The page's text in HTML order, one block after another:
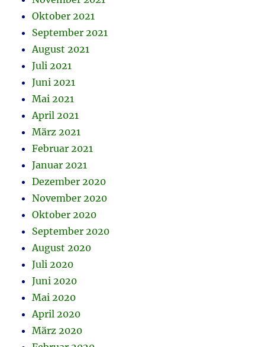
Oktober 2021
September 2021
August 2021
Juli 2021
Juni 2021
Mai 2021
April 2021
März 2021
Februar 2021
Januar 2021
Dezember 2020
November 2020
Oktober 2020
September 2020
August 2020
Juli 2020
Juni 2020
Mai 2020
April 2020
März 2020